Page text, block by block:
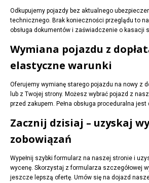
Odkupujemy pojazdy bez aktualnego
technicznego. Brak konieczności przeglądu to
obsługa dokumentów i zaświadczenie o kasacji
Wymiana pojazdu z
elastyczne warunki
Oferujemy wymianę starego pojazdu na nowy z
lub z Twojej strony. Możesz wybrać pojazd z
przed zakupem. Pełna obsługa proceduralna
Zacznij dzisiaj – uzyskaj
zobowiązań
Wypełnij szybki formularz na naszej stronie i
wycenę. Skorzystaj z formularza szczegółowej
jeszcze lepszą ofertę. Umów się na dojazd